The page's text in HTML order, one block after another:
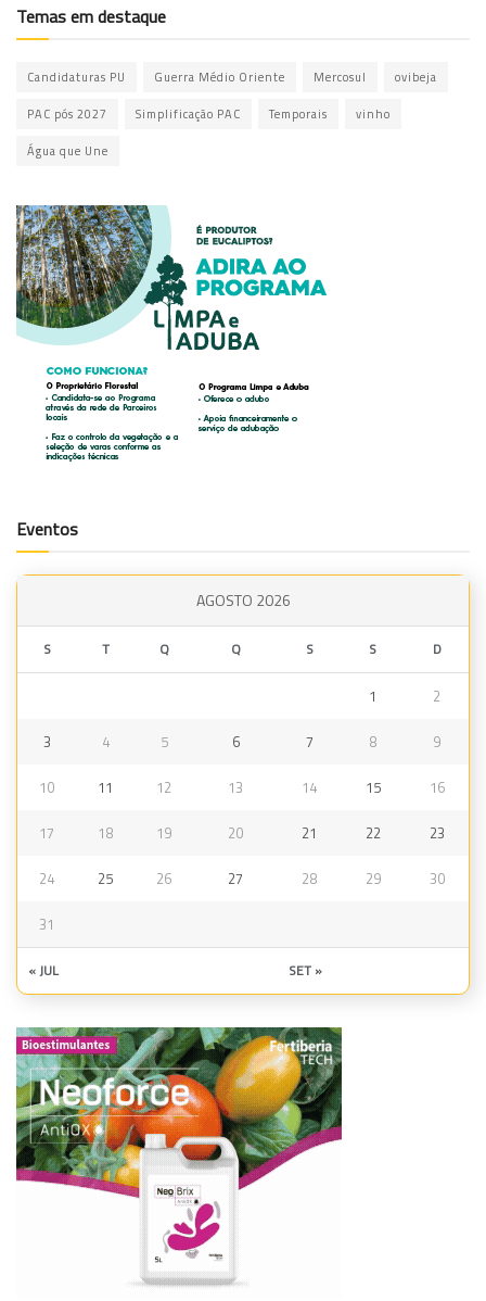
Temas em destaque
Candidaturas PU Guerra Médio Oriente Mercosul ovibeja
PAC pós 2027 Simplificação PAC Temporais vinho
Água que Une
Eventos
AGOSTO 2026
S T Q Q S S D
1 2
3 4 5 6 7 8 9
10 11 12 13 14 15 16
17 18 19 20 21 22 23
24 25 26 27 28 29 30
31
« JUL SET »